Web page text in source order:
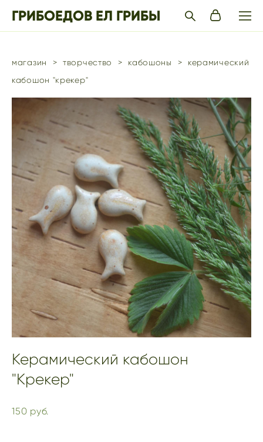
ГРИБОЕДОВ ЕЛ ГРИБЫ
магазин > творчество > кабошоны >
керамический
кабошон "крекер"
Керамический кабошон
"Крекер"
150 pуб.